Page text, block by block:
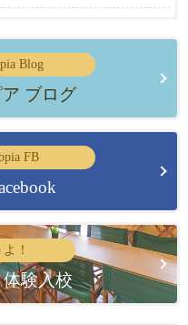
Blog
ブログ
FB
！
験入校